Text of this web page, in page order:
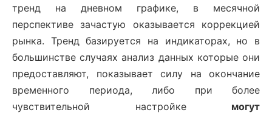
тренд на дневном графике, в месячной
перспективе зачастую оказывается коррекцией
рынка. Тренд базируется на индикаторах, но в
большинстве случаях анализ данных которые они
предоставляют, показывает силу на окончание
временного периода, либо при более
чувствительной настройке могут